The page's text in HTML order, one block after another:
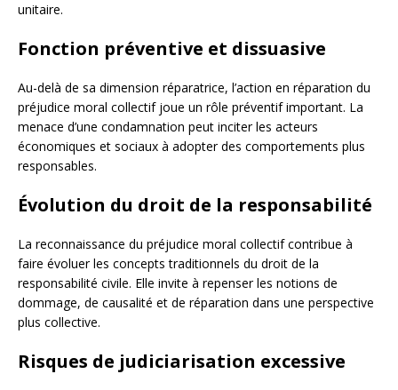
unitaire.
Fonction préventive et dissuasive
Au-delà de sa dimension réparatrice, l’action en réparation du
préjudice moral collectif joue un rôle préventif important. La
menace d’une condamnation peut inciter les acteurs
économiques et sociaux à adopter des comportements plus
responsables.
Évolution du droit de la responsabilité
La reconnaissance du préjudice moral collectif contribue à
faire évoluer les concepts traditionnels du droit de la
responsabilité civile. Elle invite à repenser les notions de
dommage, de causalité et de réparation dans une perspective
plus collective.
Risques de judiciarisation excessive